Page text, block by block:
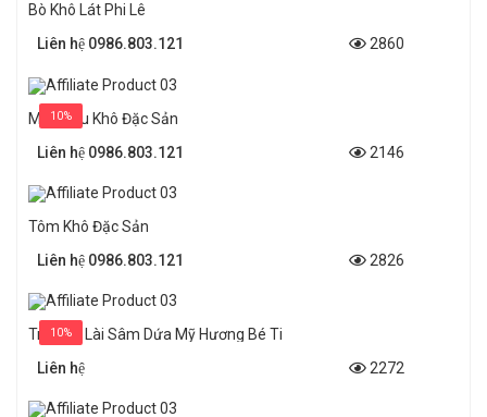
Bò Khô Lát Phi Lê
Liên hệ 0986.803.121
2860
10%
Mực Câu Khô Đặc Sản
Liên hệ 0986.803.121
2146
Tôm Khô Đặc Sản
Liên hệ 0986.803.121
2826
10%
Trà Sen Lài Sâm Dứa Mỹ Hương Bé Ti
Liên hệ
2272